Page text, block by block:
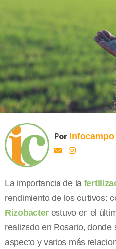
Por Infocampo
La importancia de la
rendimiento de los cultivos:
Rizobacter estuvo en el
realizado en Rosario, donde
aspecto y varios más